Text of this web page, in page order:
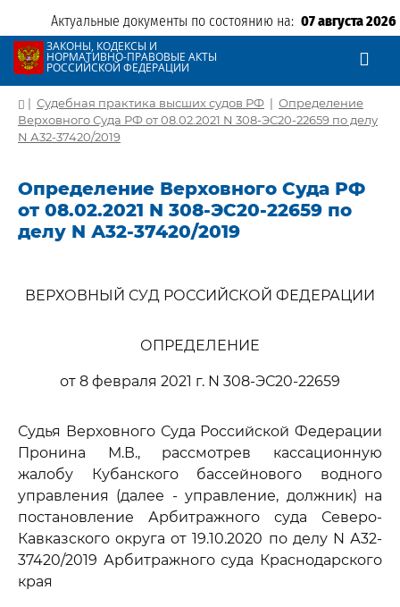
Актуальные документы по состоянию на: 07 августа 2026
ЗАКОНЫ, КОДЕКСЫ И
НОРМАТИВНО-ПРАВОВЫЕ АКТЫ
РОССИЙСКОЙ ФЕДЕРАЦИИ
| Судебная практика высших судов РФ | Определение
Верховного Суда РФ от 08.02.2021 N 308-ЭС20-22659 по делу
N А32-37420/2019
Определение Верховного Суда РФ
от 08.02.2021 N 308-ЭС20-22659 по
делу N А32-37420/2019
ВЕРХОВНЫЙ СУД РОССИЙСКОЙ ФЕДЕРАЦИИ
ОПРЕДЕЛЕНИЕ
от 8 февраля 2021 г. N 308-ЭС20-22659
Судья Верховного Суда Российской Федерации
Пронина М.В., рассмотрев кассационную
жалобу Кубанского бассейнового водного
управления (далее - управление, должник) на
постановление Арбитражного суда Северо-
Кавказского округа от 19.10.2020 по делу N А32-
37420/2019 Арбитражного суда Краснодарского
края